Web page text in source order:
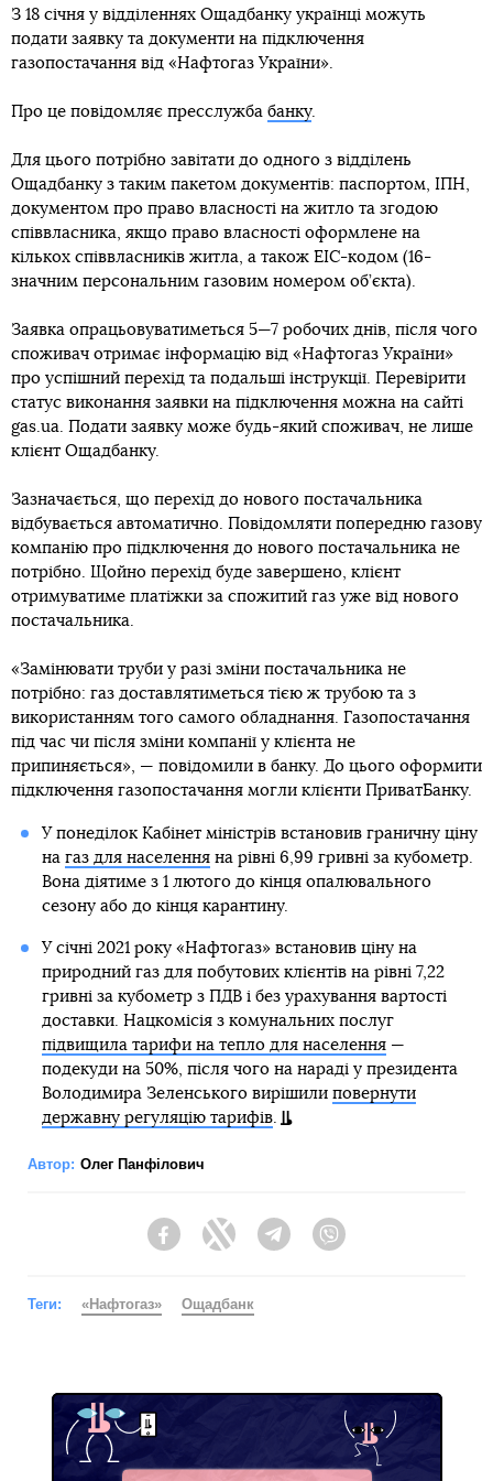
З 18 січня у відділеннях Ощадбанку українці можуть
подати заявку та документи на підключення
газопостачання від «Нафтогаз України».
Про це повідомляє пресслужба банку.
Для цього потрібно завітати до одного з відділень
Ощадбанку з таким пакетом документів: паспортом, ІПН,
документом про право власності на житло та згодою
співвласника, якщо право власності оформлене на
кількох співвласників житла, а також EIC-кодом (16-
значним персональним газовим номером об’єкта).
Заявка опрацьовуватиметься 5—7 робочих днів, після чого
споживач отримає інформацію від «Нафтогаз України»
про успішний перехід та подальші інструкції. Перевірити
статус виконання заявки на підключення можна на сайті
gas.ua. Подати заявку може будь-який споживач, не лише
клієнт Ощадбанку.
Зазначається, що перехід до нового постачальника
відбувається автоматично. Повідомляти попередню газову
компанію про підключення до нового постачальника не
потрібно. Щойно перехід буде завершено, клієнт
отримуватиме платіжки за спожитий газ уже від нового
постачальника.
«Замінювати труби у разі зміни постачальника не
потрібно: газ доставлятиметься тією ж трубою та з
використанням того самого обладнання. Газопостачання
під час чи після зміни компанії у клієнта не
припиняється», — повідомили в банку. До цього оформити
підключення газопостачання могли клієнти ПриватБанку.
У понеділок Кабінет міністрів встановив граничну ціну
на газ для населенняна рівні 6,99 гривні за кубометр.
Вона діятиме з 1 лютого до кінця опалювального
сезону або до кінця карантину.
У січні 2021 року «Нафтогаз» встановив ціну на
природний газ для побутових клієнтів на рівні 7,22
гривні за кубометр з ПДВ і без урахування вартості
доставки. Нацкомісія з комунальних послуг
підвищила тарифи на тепло для населення—
подекуди на 50%, після чого на нараді у президента
Володимира Зеленського вирішили повернути
державну регуляцію тарифів.
Автор: Олег Панфілович
FacebookTwitter Telegram
Теги: «Нафтогаз» Ощадбанк